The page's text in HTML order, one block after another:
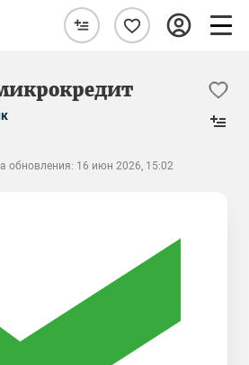
обновления: 16 июн 2026, 15:02